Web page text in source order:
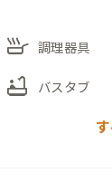
ースとしても
めるのも魅力
業時間や料
skillet 調理器具
bathtub バスタブ